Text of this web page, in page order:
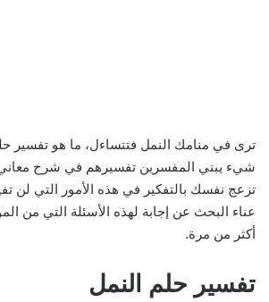
ترى في منامك النمل فتتساءل، ما هو تفسير
شيء يبني المفسرين تفسيرهم في شرح معاني
تزعج نفسك بالتفكير في هذه الأمور التي لن
عناء البحث عن إجابة لهذه الأسئلة التي من
أكثر من مرة.
تفسير حلم النمل